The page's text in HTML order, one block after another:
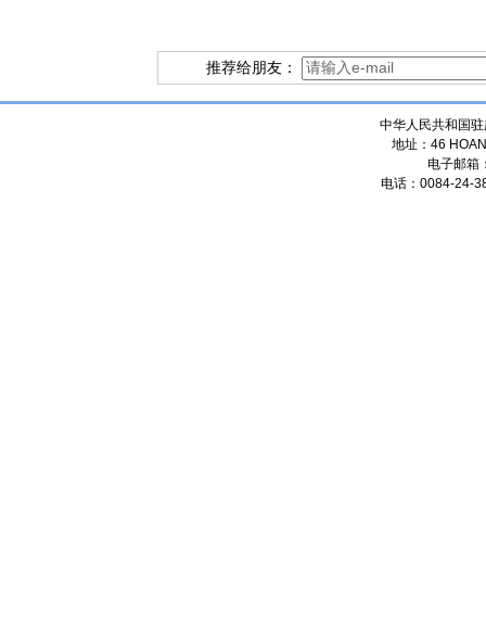
推荐给朋友：
中华人民共和国
地址：46
电子邮箱
电话：0084-24-